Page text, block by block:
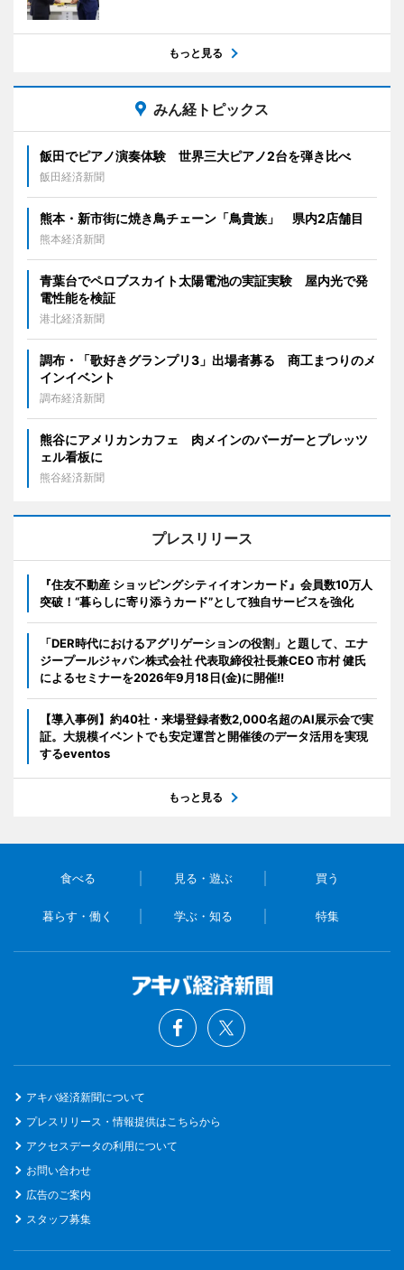
もっと見る
みん経トピックス
飯田でピアノ演奏体験 世界三大ピアノ2台を弾き比べ
飯田経済新聞
熊本・新市街に焼き鳥チェーン「鳥貴族」 県内2店舗目
熊本経済新聞
青葉台でペロブスカイト太陽電池の実証実験 屋内光で発
電性能を検証
港北経済新聞
調布・「歌好きグランプリ3」出場者募る 商工まつりのメ
インイベント
調布経済新聞
熊谷にアメリカンカフェ 肉メインのバーガーとプレッツ
ェル看板に
熊谷経済新聞
プレスリリース
『住友不動産 ショッピングシティイオンカード』会員数10万人
突破！“暮らしに寄り添うカード”として独自サービスを強化
「DER時代におけるアグリゲーションの役割」と題して、エナ
ジープールジャパン株式会社 代表取締役社長兼CEO 市村 健氏
によるセミナーを2026年9月18日(金)に開催!!
【導入事例】約40社・来場登録者数2,000名超のAI展示会で実
証。大規模イベントでも安定運営と開催後のデータ活用を実現
するeventos
もっと見る
食べる 見る・遊ぶ 買う
暮らす・働く 学ぶ・知る 特集
アキバ経済新聞について
プレスリリース・情報提供はこちらから
アクセスデータの利用について
お問い合わせ
広告のご案内
スタッフ募集